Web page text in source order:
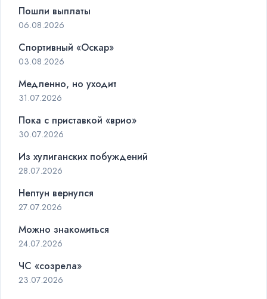
Пошли выплаты
06.08.2026
Спортивный «Оскар»
03.08.2026
Медленно, но уходит
31.07.2026
Пока с приставкой «врио»
30.07.2026
Из хулиганских побуждений
28.07.2026
Нептун вернулся
27.07.2026
Можно знакомиться
24.07.2026
ЧС «созрела»
23.07.2026